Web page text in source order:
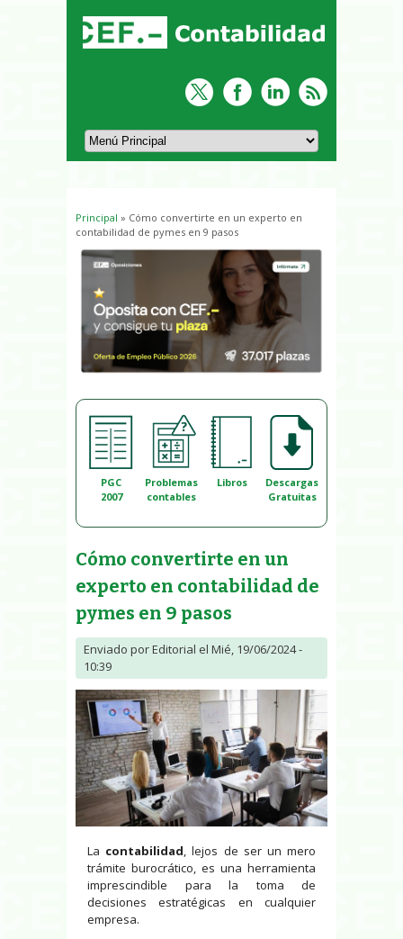
Usted está aquí
Principal » Cómo convertirte en un experto en
contabilidad de pymes en 9 pasos
PGC
2007
Problemas
contables
Libros
Descargas
Gratuitas
Cómo convertirte en un
experto en contabilidad de
pymes en 9 pasos
Enviado porEditorial el Mié, 19/06/2024 -
10:39
La contabilidad, lejos de ser un mero
trámite burocrático, es una herramienta
imprescindible para la toma de
decisiones estratégicas en cualquier
empresa.